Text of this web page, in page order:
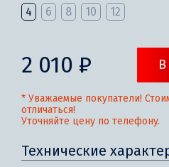
4 6 8 10 12
2 010 ₽
* Уважаемые покупатели!
отличаться!
Уточняйте цену по телефону.
Технические